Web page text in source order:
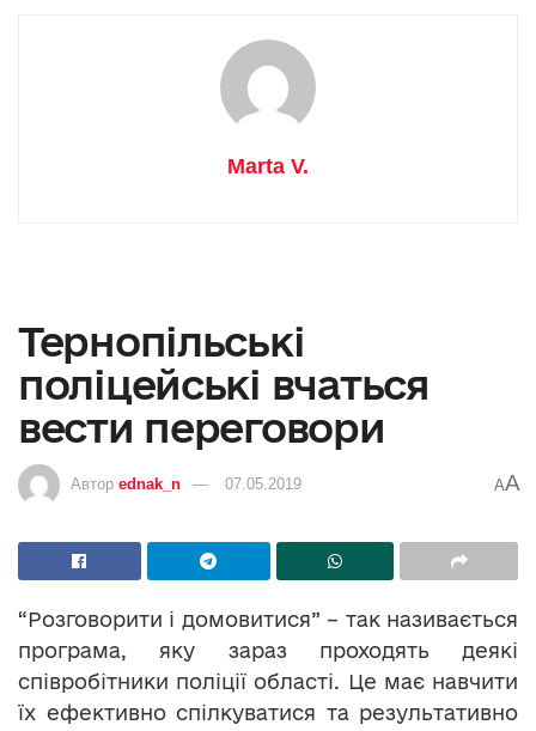
Marta V.
Тернопільські
поліцейські вчаться
вести переговори
Автор ednak_n 07.05.2019 AA
“Розговорити і домовитися” – так називається
програма, яку зараз проходять деякі
співробітники поліції області. Це має навчити
їх ефективно спілкуватися та результативно